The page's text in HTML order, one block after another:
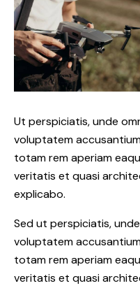
Ut perspiciatis, unde
voluptatem
totam rem aperiam
veritatis et quasi
explicabo.
Sed ut perspiciatis,
voluptatem
totam rem aperiam
veritatis et quasi